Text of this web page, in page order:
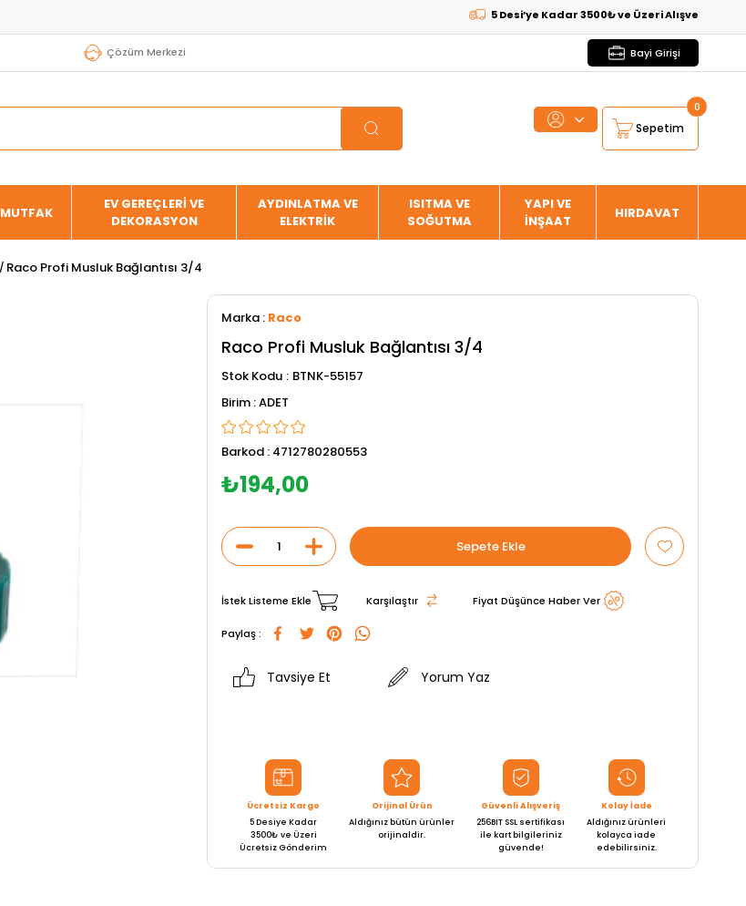
5 Desi’ye Kadar 3500₺ ve Üzeri Alışverişlerde
Çözüm Merkezi Bayi Girişi
Sepetim
0
MUTFAK
EV GEREÇLERİ VE
DEKORASYON
AYDINLATMA VE
ELEKTRİK
ISITMA VE
SOĞUTMA
YAPI VE
İNŞAAT
HIRDAVAT
Raco Profi Musluk Bağlantısı 3/4
Marka : Raco
Raco Profi Musluk Bağlantısı 3/4
Stok Kodu
BTNK-55157
ADET
Barkod : 4712780280553
₺194,00
İstek Listeme Ekle Karşılaştır Fiyat Düşünce Haber Ver
Paylaş :
Tavsiye Et Yorum Yaz
Ücretsiz Kargo
5 Desiye Kadar
3500₺ ve Üzeri
Ücretsiz Gönderim
Orijinal Ürün
Aldığınız bütün ürünler
orijinaldir.
Güvenli Alışveriş
256BIT SSL sertifikası
ile kart bilgileriniz
güvende!
Kolay İade
Aldığınız ürünleri
kolayca iade
edebilirsiniz.